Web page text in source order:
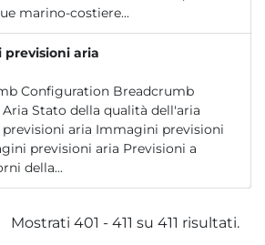
marino-costiere...
aria
Configuration Breadcrumb
Stato della qualità dell'aria
aria Immagini previsioni
previsioni aria Previsioni a
della...
Mostrati 401 - 411 su 411 risultati.